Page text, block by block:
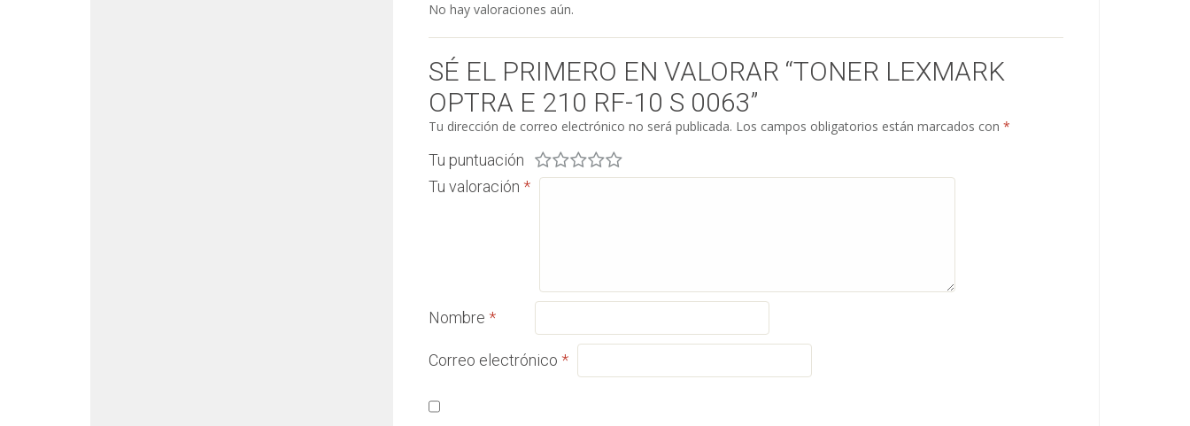
No hay valoraciones aún.
SÉ EL PRIMERO EN VALORAR “TONER LEXMARK
OPTRA E 210 RF-10 S 0063”
Tu dirección de correo electrónico no será publicada. Los campos obligatorios están marcados con*
Tu puntuación
Tu valoración*
Nombre*
Correo electrónico*